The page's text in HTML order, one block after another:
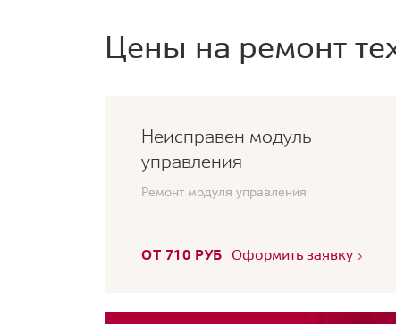
Цены на ремонт
Неисправен модуль
управления
Ремонт модуля управления
ОТ 710 РУБ Оформить заявку